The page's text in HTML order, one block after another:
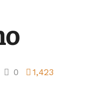
0 1,423